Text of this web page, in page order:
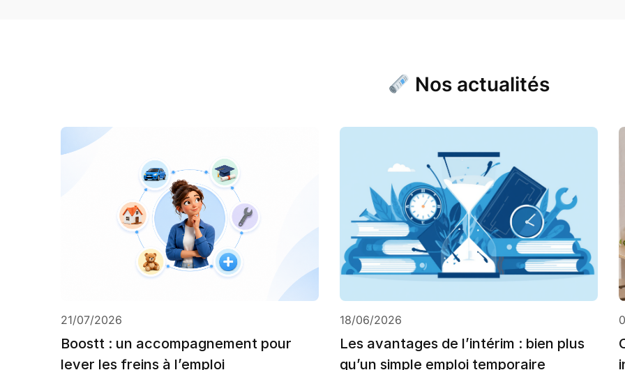
Nos actualités
21/07/2026
Boostt : un accompagnement pour
lever les freins à l’emploi
18/06/2026
Les avantages de l’intérim : bien plus
qu’un simple emploi temporaire